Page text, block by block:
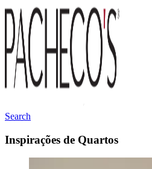
Search
Inspirações de Quartos